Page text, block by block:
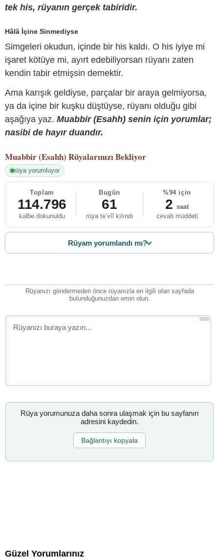
tek his, rüyanın gerçek tabiridir.
Hâlâ İçine Sinmediyse
Simgeleri okudun, içinde bir his kaldı. O his iyiye mi
işaret kötüye mi, ayırt edebiliyorsan rüyanı zaten
kendin tabir etmişsin demektir.
Ama karışık geldiyse, parçalar bir araya gelmiyorsa,
ya da içine bir kuşku düştüyse, rüyanı olduğu gibi
aşağıya yaz. Muabbir (Esahh) senin için yorumlar;
nasibi de hayır duandır.
Muabbir (Esahh) Rüyalarınızı Bekliyor
rüya yorumluyor
Toplam
114.796
kalbe dokunuldu
Bugün
61
rüya te’vîl kılındı
%94 için
2 saat
cevab müddeti
Rüyam yorumlandı mı?
Rüyanızı göndermeden önce rüyanızla en ilgili olan sayfada
bulunduğunuzdan emin olun.
1000
Rüya yorumunuza daha sonra ulaşmak için bu sayfanın
adresini kaydedin.
Bağlantıyı kopyala
Güzel Yorumlarınız